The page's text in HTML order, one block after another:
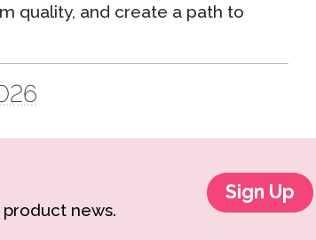
quality, and create a path to
news.
Sign Up